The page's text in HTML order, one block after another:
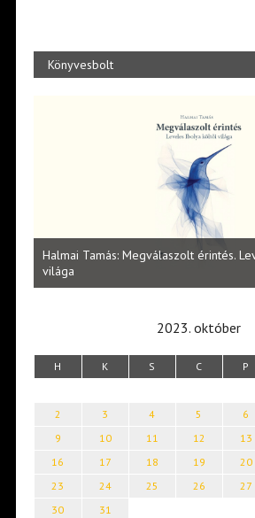
Könyvesbolt
Halmai Tamás: Megválaszolt érintés.
világa
2023. október
H K S C P
2
3 4 5 6
9
10 11 12 13
16
17 18 19 20
23
24 25 26 27
30
31